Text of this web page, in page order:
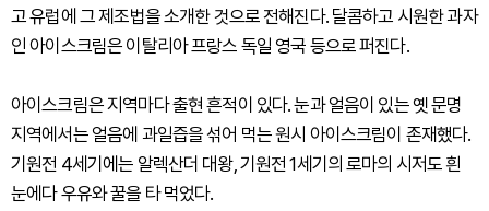
고 유럽에 그 제조법을 소개한 것으로 전해진다. 달콤하고 시원한 과자
인 아이스크림은 이탈리아 프랑스 독일 영국 등으로 퍼진다.
아이스크림은 지역마다 출현 흔적이 있다. 눈과 얼음이 있는 옛 문명
지역에서는 얼음에 과일즙을 섞어 먹는 원시 아이스크림이 존재했다.
기원전 4세기에는 알렉산더 대왕, 기원전 1세기의 로마의 시저도 흰
눈에다 우유와 꿀을 타 먹었다.